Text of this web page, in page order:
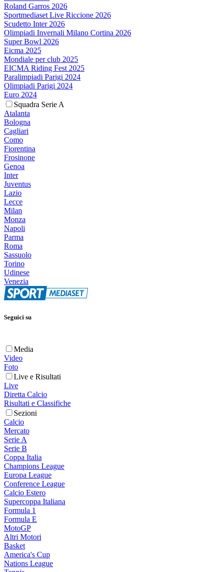
Roland Garros 2026
Sportmediaset Live Riccione 2026
Scudetto Inter 2026
Olimpiadi Invernali Milano Cortina 2026
Super Bowl 2026
Eicma 2025
Mondiale per club 2025
EICMA Riding Fest 2025
Paralimpiadi Parigi 2024
Olimpiadi Parigi 2024
Euro 2024
Squadra Serie A
Atalanta
Bologna
Cagliari
Como
Fiorentina
Frosinone
Genoa
Inter
Juventus
Lazio
Lecce
Milan
Monza
Napoli
Parma
Roma
Sassuolo
Torino
Udinese
Venezia
Seguici su
Media
Video
Foto
Live e Risultati
Live
Diretta Calcio
Risultati e Classifiche
Sezioni
Calcio
Mercato
Serie A
Serie B
Coppa Italia
Champions League
Europa League
Conference League
Calcio Estero
Supercoppa Italiana
Formula 1
Formula E
MotoGP
Altri Motori
Basket
America's Cup
Nations League